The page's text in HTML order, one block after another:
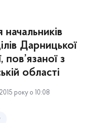
начальників
Дарницької
з
області
року о 10:08